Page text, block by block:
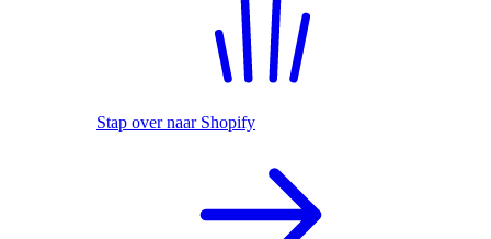
Stap over naar Shopify